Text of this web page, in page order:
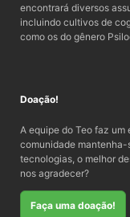
encontrará diversos
incluindo cultivos de
como os do gênero
Doação!
A equipe do Teo faz um
comunidade mantenha-
tecnologias, o melhor
nos agradecer?
Faça uma doação!